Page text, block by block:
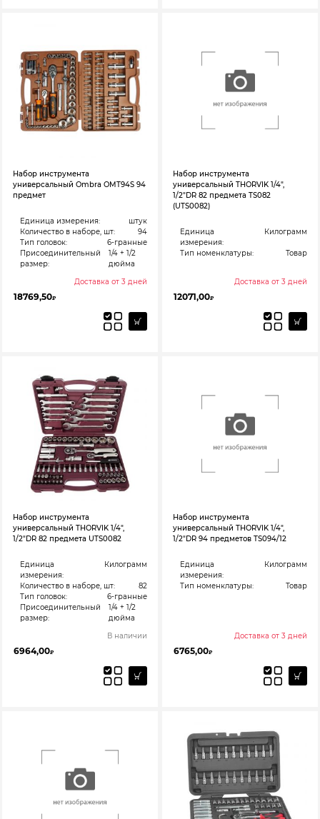
Набор инструмента
универсальный Ombra OMT94S 94
предмет
Единица измерения:
штук
Количество в наборе, шт:
94
Тип головок:
6-гранные
Присоединительный
размер:
1/4 + 1/2
дюйма
Доставка от 3 дней
18769,50₽
Набор инструмента
универсальный THORVIK 1/4″,
1/2″DR 82 предмета TS082
(UTS0082)
Единица
измерения:
Килограмм
Тип номенклатуры: Товар
Доставка от 3 дней
12071,00₽
Набор инструмента
универсальный THORVIK 1/4″,
1/2″DR 82 предмета UTS0082
Единица
измерения:
Килограмм
Количество в наборе, шт:
82
Тип головок:
6-гранные
Присоединительный
размер:
1/4 + 1/2
дюйма
В наличии
6964,00₽
Набор инструмента
универсальный THORVIK 1/4″,
1/2″DR 94 предметов TS094/12
Единица
измерения:
Килограмм
Тип номенклатуры: Товар
Доставка от 3 дней
6765,00₽